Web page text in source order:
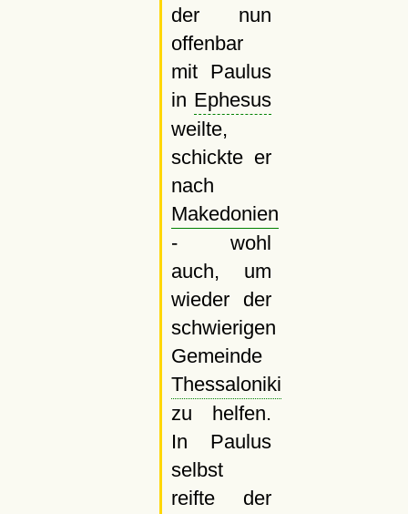
der nun
offenbar
mit Paulus
in Ephesus
weilte,
schickte er
nach
Makedonien
- wohl
auch, um
wieder der
schwierigen
Gemeinde
Thessaloniki
zu helfen.
In Paulus
selbst
reifte der